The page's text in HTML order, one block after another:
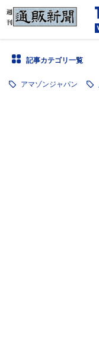
記事カテゴリ一覧
アマゾンジャパン